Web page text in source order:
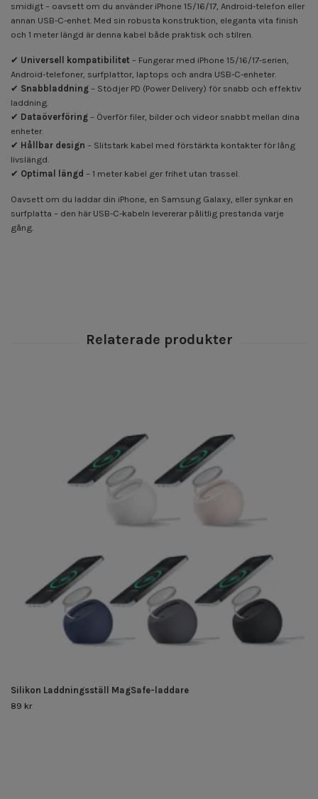
smidigt – oavsett om du använder iPhone 15/16/17, Android-telefon eller
annan USB-C-enhet. Med sin robusta konstruktion, eleganta vita finish
och 1 meter längd är denna kabel både praktisk och stilren.
✔ Universell kompatibilitet – Fungerar med iPhone 15/16/17-serien,
Android-telefoner, surfplattor, laptops och andra USB-C-enheter.
✔ Snabbladdning – Stödjer PD (Power Delivery) för snabb och effektiv
laddning.
✔ Dataöverföring – Överför filer, bilder och videor snabbt mellan dina
enheter.
✔ Hållbar design – Slitstark kabel med förstärkta kontakter för lång
livslängd.
✔ Optimal längd – 1 meter kabel ger frihet utan trassel.
Oavsett om du laddar din iPhone, en Samsung Galaxy, eller synkar en
surfplatta – den här USB-C-kabeln levererar pålitlig prestanda varje
gång.
Silikon Laddningsställ MagSafe-laddare
89 kr